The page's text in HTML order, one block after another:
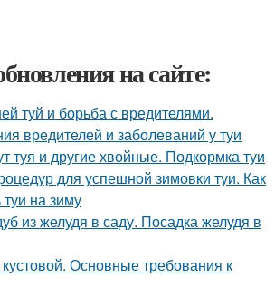
на сайте:
туй и борьба с вредителями.
вредителей и заболеваний у туи
туя и другие хвойные. Подкормка туи
для успешной зимовки туи. Как
на зиму
из желудя в саду. Посадка желудя в
Основные требования к